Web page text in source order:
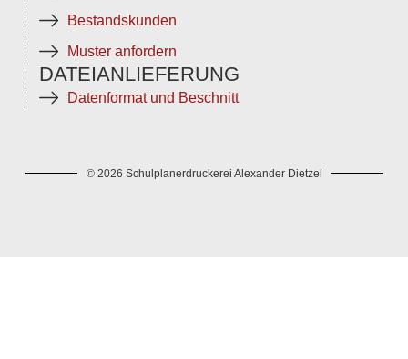
Bestandskunden
Muster anfordern
DATEIANLIEFERUNG
Datenformat und Beschnitt
© 2026 Schulplanerdruckerei Alexander Dietzel